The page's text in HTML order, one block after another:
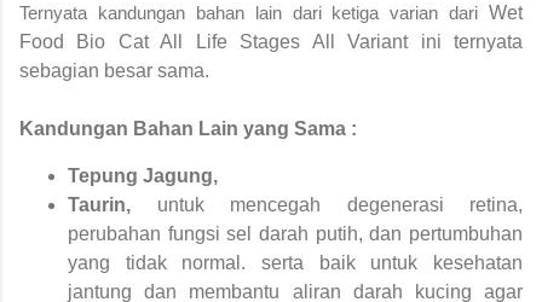
Ternyata kandungan bahan lain dari ketiga varian dari Wet
Food Bio Cat All Life Stages All Variant ini ternyata
sebagian besar sama.
Kandungan Bahan Lain yang Sama :
Tepung Jagung,
Taurin, untuk mencegah degenerasi retina,
perubahan fungsi sel darah putih, dan pertumbuhan
yang tidak normal. serta baik untuk kesehatan
jantung dan membantu aliran darah kucing agar